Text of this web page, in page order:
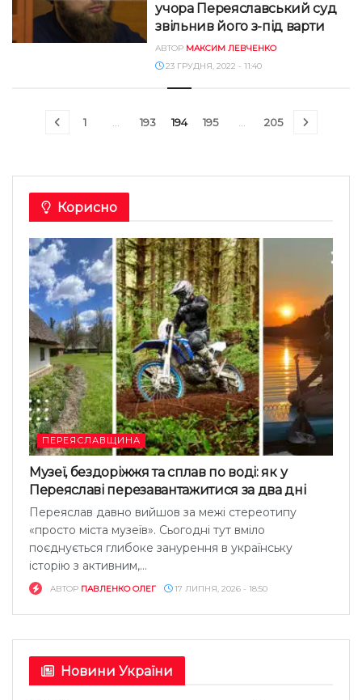
учора Переяславський суд
звільнив його з-під варти
АВТОР МАКСИМ ЛЕВЧЕНКО
23 ГРУДНЯ, 2022 - 11:40
1 193 194 195 205
Корисно
ПЕРЕЯСЛАВЩИНА
Музеї, бездоріжжя та сплав по воді: як у
Переяславі перезавантажитися за два дні
Переяслав давно вийшов за межі стереотипу
«просто міста музеїв». Сьогодні тут вміло
поєднується глибоке занурення в українську
історію з активним,...
АВТОР ПАВЛЕНКО ОЛЕГ 17 ЛИПНЯ, 2026 - 18:50
Новини України